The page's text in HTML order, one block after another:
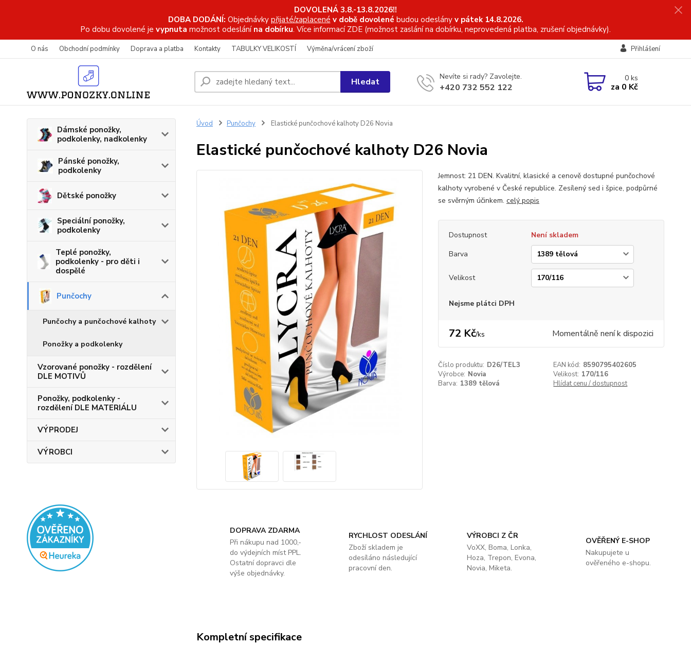
DOVOLENÁ 3.8.-13.8.2026!!
DOBA DODÁNÍ: Objednávky přijaté/zaplacené v době dovolené budou odeslány v pátek 14.8.2026.
Po dobu dovolené je vypnuta možnost odeslání na dobírku. Více informací ZDE (možnost zaslání na dobírku, neprovedená platba, zrušení objednávky).
O nás Obchodní podmínky Doprava a platba Kontakty TABULKY VELIKOSTÍ Výměna/vrácení zboží Přihlášení
Hledat Nevíte si rady? Zavolejte.
+420 732 552 122
0ks
za 0 Kč
Dámské ponožky,
podkolenky, nadkolenky
Pánské ponožky,
podkolenky
Dětské ponožky
Speciální ponožky,
podkolenky
Teplé ponožky,
podkolenky - pro děti i
dospělé
Punčochy
Punčochy a punčochové kalhoty
Ponožky a podkolenky
Vzorované ponožky - rozdělení
DLE MOTIVŮ
Ponožky, podkolenky -
rozdělení DLE MATERIÁLU
VÝPRODEJ
VÝROBCI
Úvod Punčochy Elastické punčochové kalhoty D26 Novia
Elastické punčochové kalhoty D26 Novia
Jemnost: 21 DEN. Kvalitní, klasické a cenově dostupné punčochové
kalhoty vyrobené v České republice. Zesílený sed i špice, podpůrné
se svěrným účinkem. celý popis
Dostupnost
Není skladem
Barva
Velikost
Nejsme plátci DPH
72 Kč/ks Momentálně není k dispozici
Číslo produktu: D26/TEL3 EAN kód: 8590795402605
Výrobce: Novia Velikost: 170/116
Barva: 1389 tělová Hlídat cenu / dostupnost
DOPRAVA ZDARMA
Při nákupu nad 1000,-
do výdejních míst PPL.
Ostatní dopravci dle
výše objednávky.
RYCHLOST ODESLÁNÍ
Zboží skladem je
odesíláno následující
pracovní den.
VÝROBCI Z ČR
VoXX, Boma, Lonka,
Hoza, Trepon, Evona,
Novia, Miketa.
OVĚŘENÝ E-SHOP
Nakupujete u
ověřeného e-shopu.
Kompletní specifikace